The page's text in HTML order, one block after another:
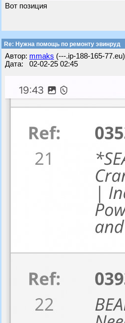
Вот позиция
Re: Нужна помощь по ремонту эвинруд
Автор: mmaks (---.ip-188-165-77.eu)
Дата: 02-02-25 02:45